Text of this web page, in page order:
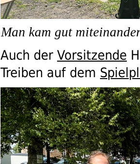
Man kam gut
Auch der Vorsitzende
Treiben auf dem